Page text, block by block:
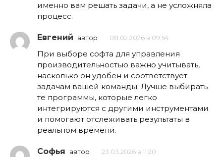
именно вам решать задачи, а не усложняла
процесс.
Евгений автор 08.02.2026 в 09:54
При выборе софта для управления
производительностью важно учитывать,
насколько он удобен и соответствует
задачам вашей команды. Лучше выбирать
те программы, которые легко
интегрируются с другими инструментами
и помогают отслеживать результаты в
реальном времени.
Софья автор 23.03.2026 в 11:20